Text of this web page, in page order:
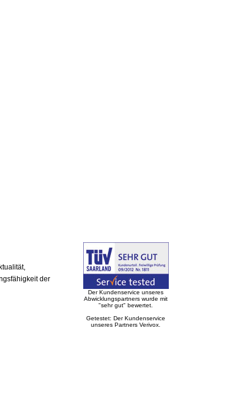
der
Der Kundenservice unseres
Abwicklungspartners wurde mit
"sehr gut" bewertet.
Getestet: Der Kundenservice
unseres Partners Verivox.